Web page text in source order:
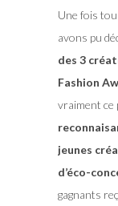
Une fois
avons pu
des 3
Fashion
vraiment ce
jeunes
d’éco-
gagnants